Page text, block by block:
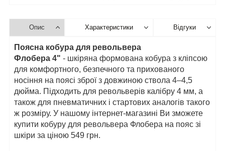
Опис Характеристики Відгуки
Поясна кобура для револьвера
Флобера 4" - шкіряна формована кобура з кліпсою
для комфортного, безпечного та прихованого
носіння на поясі зброї з довжиною ствола 4–4,5
дюйма. Підходить для револьверів калібру 4 мм, а
також для пневматичних і стартових аналогів такого
ж розміру. У нашому інтернет-магазині Ви зможете
купити кобуру для револьвера Флобера на пояс зі
шкіри за ціною 549 грн.